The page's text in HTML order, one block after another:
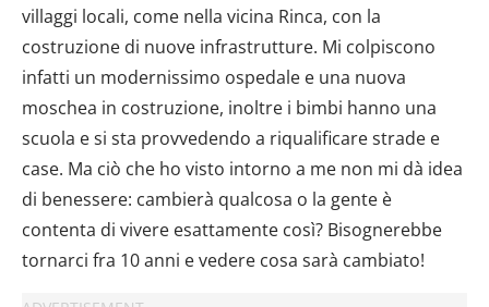
villaggi locali, come nella vicina Rinca, con la
costruzione di nuove infrastrutture. Mi colpiscono
infatti un modernissimo ospedale e una nuova
moschea in costruzione, inoltre i bimbi hanno una
scuola e si sta provvedendo a riqualificare strade e
case. Ma ciò che ho visto intorno a me non mi dà idea
di benessere: cambierà qualcosa o la gente è
contenta di vivere esattamente così? Bisognerebbe
tornarci fra 10 anni e vedere cosa sarà cambiato!